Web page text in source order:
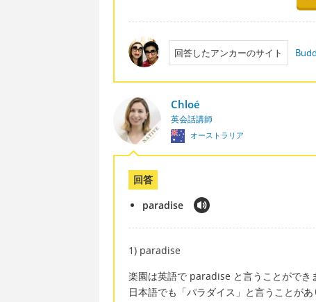
回答したアンカーのサイト
Chloé
英会話講師
オーストラリア
回答
paradise
1) paradise
楽園は英語で paradise と言うことができ
日本語でも「パラダイス」と言うことがあ